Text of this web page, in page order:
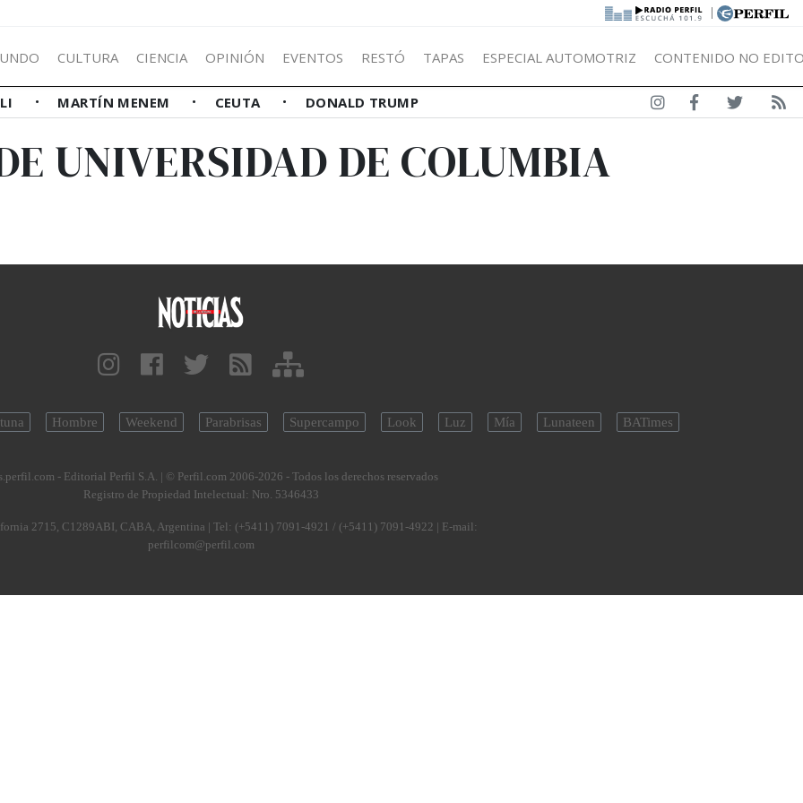
|
CULTURA CIENCIA OPINIÓN EVENTOS RESTÓ TAPAS ESPECIAL AUTOMOTRIZ CONTENIDO NO
MARTÍN MENEM CEUTA DONALD TRUMP
UNIVERSIDAD DE COLUMBIA
Hombre Weekend Parabrisas Supercampo Look Luz Mía Lunateen BATimes
- Editorial Perfil S.A. | © Perfil.com 2006-2026 - Todos los derechos reservados
Registro de Propiedad Intelectual: Nro. 5346433
2715, C1289ABI, CABA, Argentina | Tel: (+5411) 7091-4921 / (+5411) 7091-4922 | E-mail:
perfilcom@perfil.com